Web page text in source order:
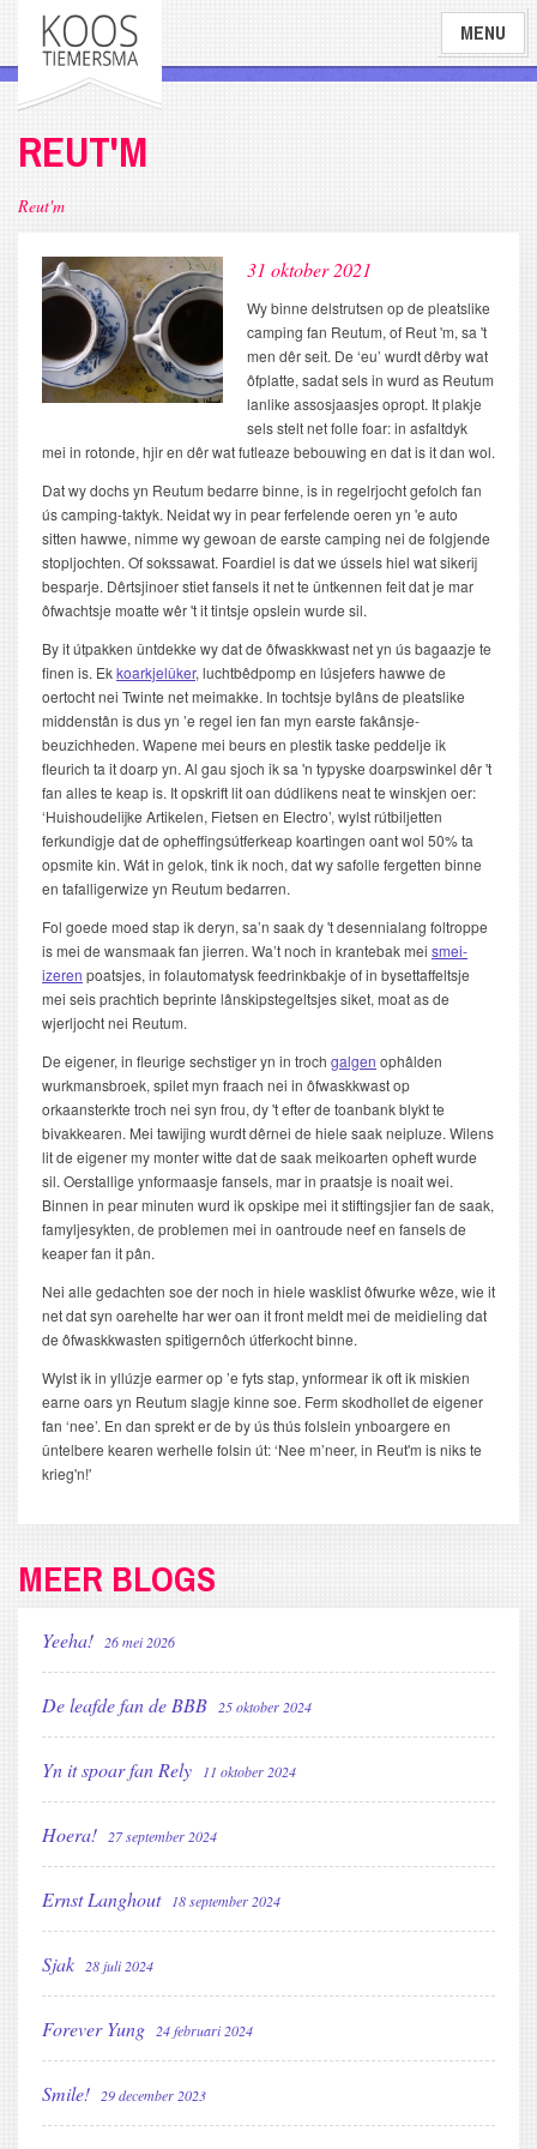
Overslaan
naar
gaan
MENU
REUT'M
Reut'm
31 oktober 2021
Wy binne delstrutsen op de pleatslike
camping fan Reutum, of Reut 'm, sa 't
men dêr seit. De ‘eu’ wurdt dêrby wat
ôfplatte, sadat sels in wurd as Reutum
lanlike assosjaasjes opropt. It plakje
sels stelt net folle foar: in asfaltdyk
mei in rotonde, hjir en dêr wat futleaze bebouwing en dat is it dan wol.
Dat wy dochs yn Reutum bedarre binne, is in regelrjocht gefolch fan
ús camping-taktyk. Neidat wy in pear ferfelende oeren yn 'e auto
sitten hawwe, nimme wy gewoan de earste camping nei de folgjende
stopljochten. Of sokssawat. Foardiel is dat we ússels hiel wat sikerij
besparje. Dêrtsjinoer stiet fansels it net te ûntkennen feit dat je mar
ôfwachtsje moatte wêr 't it tintsje opslein wurde sil.
By it útpakken ûntdekke wy dat de ôfwaskkwast net yn ús bagaazje te
finen is. Ekkoarkjelûker, luchtbêdpomp en lúsjefers hawwe de
oertocht nei Twinte net meimakke. In tochtsje bylâns de pleatslike
middenstân is dus yn ’e regel ien fan myn earste fakânsje-
beuzichheden. Wapene mei beurs en plestik taske peddelje ik
fleurich ta it doarp yn. Al gau sjoch ik sa 'n typyske doarpswinkel dêr 't
fan alles te keap is. It opskrift lit oan dúdlikens neat te winskjen oer:
‘Huishoudelijke Artikelen, Fietsen en Electro’, wylst rútbiljetten
ferkundigje dat de opheffingsútferkeap koartingen oant wol 50% ta
opsmite kin. Wát in gelok, tink ik noch, dat wy safolle fergetten binne
en tafalligerwize yn Reutum bedarren.
Fol goede moed stap ik deryn, sa’n saak dy 't desennialang foltroppe
is mei de wansmaak fan jierren. Wa’t noch in krantebak mei smei-
izeren poatsjes, in folautomatysk feedrinkbakje of in bysettaffeltsje
mei seis prachtich beprinte lânskipstegeltsjes siket, moat as de
wjerljocht nei Reutum.
De eigener, in fleurige sechstiger yn in troch galgen ophâlden
wurkmansbroek, spilet myn fraach nei in ôfwaskkwast op
orkaansterkte troch nei syn frou, dy 't efter de toanbank blykt te
bivakkearen. Mei tawijing wurdt dêrnei de hiele saak neipluze. Wilens
lit de eigener my monter witte dat de saak meikoarten opheft wurde
sil. Oerstallige ynformaasje fansels, mar in praatsje is noait wei.
Binnen in pear minuten wurd ik opskipe mei it stiftingsjier fan de saak,
famyljesykten, de problemen mei in oantroude neef en fansels de
keaper fan it pân.
Nei alle gedachten soe der noch in hiele wasklist ôfwurke wêze, wie it
net dat syn oarehelte har wer oan it front meldt mei de meidieling dat
de ôfwaskkwasten spitigernôch útferkocht binne.
Wylst ik in yllúzje earmer op ’e fyts stap, ynformear ik oft ik miskien
earne oars yn Reutum slagje kinne soe. Ferm skodhollet de eigener
fan ‘nee’. En dan sprekt er de by ús thús folslein ynboargere en
ûntelbere kearen werhelle folsin út: ‘Nee m’neer, in Reut'm is niks te
krieg'n!'
MEER BLOGS
Yeeha! 26 mei 2026
De leafde fan de BBB 25 oktober 2024
Yn it spoar fan Rely 11 oktober 2024
Hoera! 27 september 2024
Ernst Langhout 18 september 2024
Sjak 28 juli 2024
Forever Yung 24 februari 2024
Smile! 29 december 2023